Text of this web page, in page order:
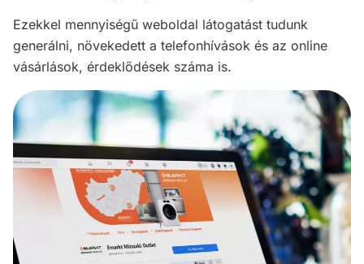
Ezekkel mennyiségű weboldal látogatást tudunk
generálni, növekedett a telefonhívások és az online
vásárlások, érdeklődések száma is.